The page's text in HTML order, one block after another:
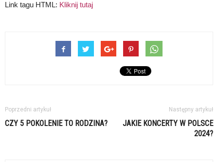
Link tagu HTML: Kliknij tutaj
Poprzedni artykuł
CZY 5 POKOLENIE TO RODZINA?
Następny artykuł
JAKIE KONCERTY W POLSCE
2024?